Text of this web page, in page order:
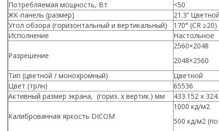
Потребляемая мощность, Вт
<50
ЖК-панель (размер)
21.3’’
Угол обзора (горизонтальный и вертикальный)
170° (CR
Исполнение
Настольное
Разрешение
2560×2048
2048×2560
Тип (цветной / монохромный)
Цветной
Цвет (трлн)
65536
Активный размер экрана, (гориз. х вертик.) мм
433.152 x
Калиброванная яркость DICOM
1000 кд/м2
500 кд/м2